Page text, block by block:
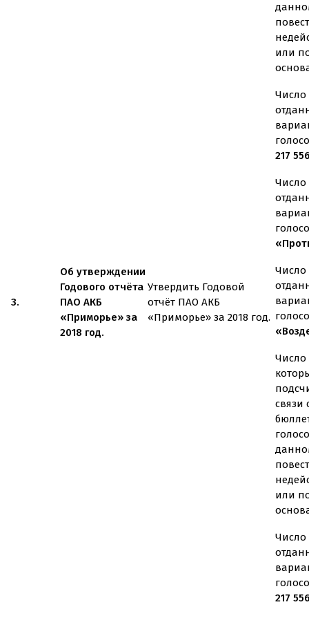
или
3.
Об утверждении
Годового отчёта
ПАО АКБ
«Приморье» за
2018 год.
Утвердить Годовой
отчёт ПАО АКБ
«Приморье» за 2018 год.
Число
217
Число
Число
Число
связи
или
Число
217